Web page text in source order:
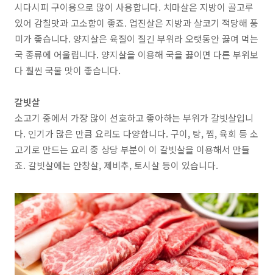
시다시피 구이용으로 많이 사용합니다. 치마살은 지방이 골고루
있어 감칠맛과 고소함이 좋죠. 업진살은 지방과 살코기 적당해 풍
미가 좋습니다. 양지살은 육질이 질긴 부위라 오랫동안 끓여 먹는
국 종류에 어울립니다. 양지살을 이용해 국을 끓이면 다른 부위보
다 훨씬 국물 맛이 좋습니다.
갈빗살
소고기 중에서 가장 많이 선호하고 좋아하는 부위가 갈빗살입니
다. 인기가 많은 만큼 요리도 다양합니다. 구이, 탕, 찜, 육회 등 소
고기로 만드는 요리 중 상당 부분이 이 갈빗살을 이용해서 만들
죠. 갈빗살에는 안창살, 제비추, 토시살등이 있습니다.